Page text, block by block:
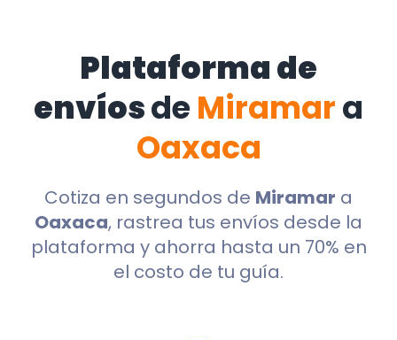
Plataforma de
envíosde Miramara
Oaxaca
Cotiza en segundos de Miramar a
Oaxaca, rastrea tus envíos desde la
plataforma y ahorra hasta un 70% en
el costo de tu guía.